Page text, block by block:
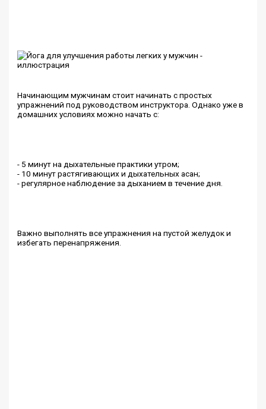
Начинающим мужчинам стоит начинать с простых
упражнений под руководством инструктора. Однако уже в
домашних условиях можно начать с:
- 5 минут на дыхательные практики утром;
- 10 минут растягивающих и дыхательных асан;
- регулярное наблюдение за дыханием в течение дня.
Важно выполнять все упражнения на пустой желудок и
избегать перенапряжения.